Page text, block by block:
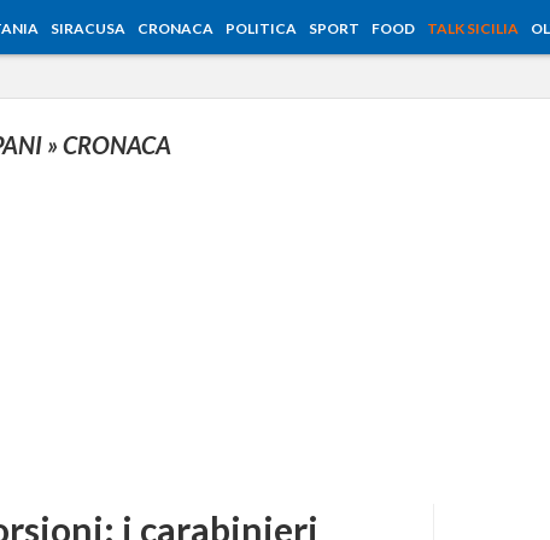
SIRACUSA CRONACA POLITICA SPORT FOOD TALK SICILIA
» CRONACA
i carabinieri